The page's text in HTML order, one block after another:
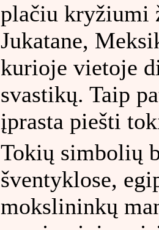
plačiu kryžiumi
Jukatane,
kurioje vietoje
svastikų. Taip
įprasta piešti
Tokių simbolių
šventyklose,
mokslininkų